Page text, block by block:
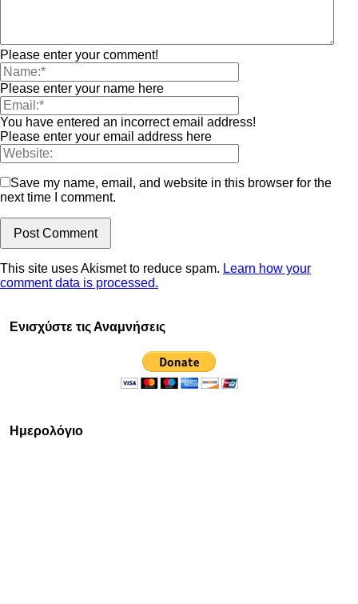
Please enter your comment!
Please enter your name here
You have entered an incorrect email address!
Please enter your email address here
Save my name, email, and website in this browser for the
next time I comment.
This site uses Akismet to reduce spam. Learn how your
comment data is processed.
Ενισχύστε τις Αναμνήσεις
Ημερολόγιο